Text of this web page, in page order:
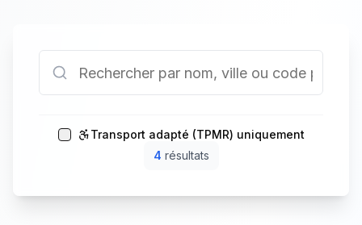
Transport adapté (TPMR) uniquement
4 résultats